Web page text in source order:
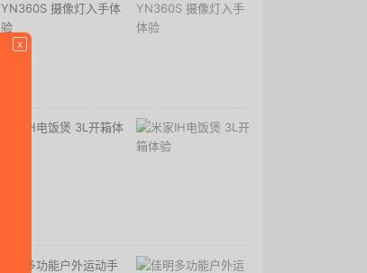
x
YN360S 摄像灯入手体
验
米家IH电饭煲 3L开箱体
佳明多功能户外运动手